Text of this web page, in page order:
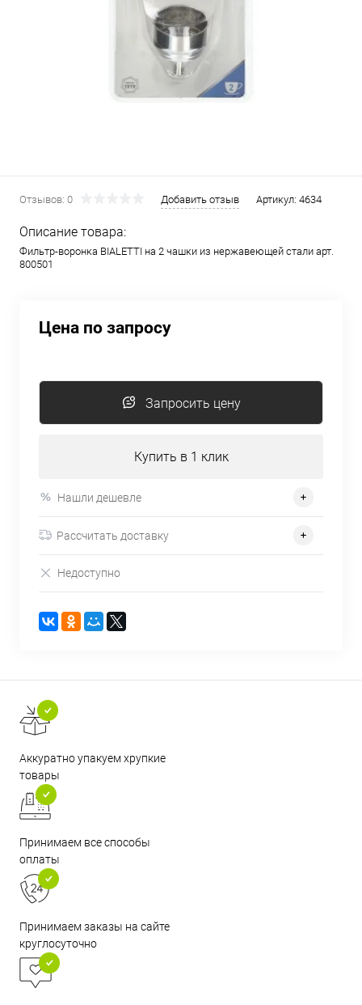
Отзывов: 0 Добавить отзыв Артикул: 4634
Описание товара:
Фильтр-воронка BIALETTI на 2 чашки из нержавеющей стали арт.
800501
Цена по запросу
Запросить цену
Купить в 1 клик
Нашли дешевле
Рассчитать доставку
Недоступно
Аккуратно упакуем хрупкие
товары
Принимаем все способы
оплаты
Принимаем заказы на сайте
круглосуточно